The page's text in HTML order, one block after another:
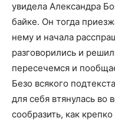
увидела Александра
байке. Он тогда
нему и начала
разговорились и
пересечемся и
Безо всякого
для себя втянулась во
сообразить, как